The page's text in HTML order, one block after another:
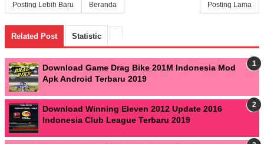
Posting Lebih Baru Posting Lama
Beranda
Related Post Statistic
Download Game Drag Bike 201M Indonesia Mod
Apk Android Terbaru 2019
Download Winning Eleven 2012 Update 2016
Indonesia Club League Terbaru 2019